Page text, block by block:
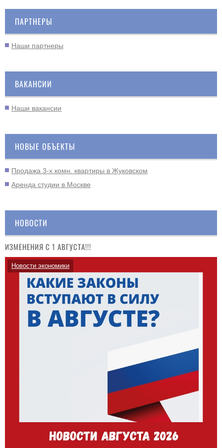
ПАРТНЕРЫ
Наши партнеры
ВАКАНСИИ
Наши вакансии
НОВЫЕ ОБЪЕКТЫ
Продажа 3-х комн. квартиры в Жуковском
Аренда студии в Москве
НОВОСТИ
ИЗМЕНЕНИЯ С 1 АВГУСТА!!!
Новости экономики